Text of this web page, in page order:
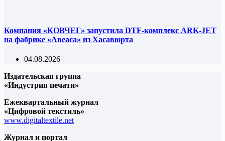
Компания «КОВЧЕГ» запустила DTF-комплекс ARK-JET
на фабрике «Авеаса» из Хасавюрта
04.08.2026
Издательская группа
«Индустрия печати»
Ежеквартальный журнал
«Цифровой текстиль»
www.digitaltextile.net
Журнал и портал